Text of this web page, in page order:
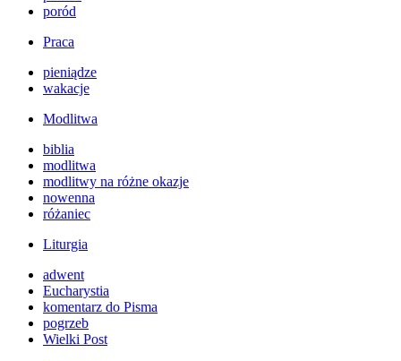
poród
Praca
pieniądze
wakacje
Modlitwa
biblia
modlitwa
modlitwy na różne okazje
nowenna
różaniec
Liturgia
adwent
Eucharystia
komentarz do Pisma
pogrzeb
Wielki Post